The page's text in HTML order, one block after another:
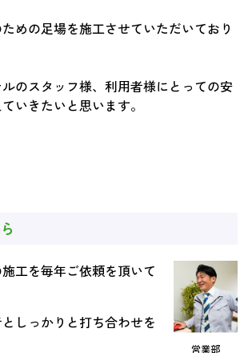
めの足場を施工させていただいており
のスタッフ様、利用者様にとっての安
いきたいと思います。
営業部
工を毎年ご依頼を頂いて
しっかりと打ち合わせを